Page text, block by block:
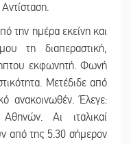
την ημέρα εκείνη και
τη διαπεραστική,
εκφωνητή. Φωνή
Μετέδιδε από
ανακοινωθέν. Έλεγε:
Αι ιταλικαί
από της 5.30 σήμερον